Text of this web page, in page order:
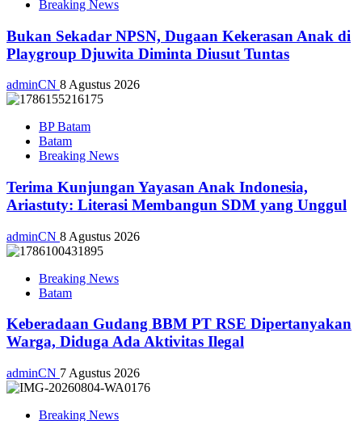
Breaking News
Bukan Sekadar NPSN, Dugaan Kekerasan Anak di
Playgroup Djuwita Diminta Diusut Tuntas
adminCN 8 Agustus 2026
BP Batam
Batam
Breaking News
Terima Kunjungan Yayasan Anak Indonesia,
Ariastuty: Literasi Membangun SDM yang Unggul
adminCN 8 Agustus 2026
Breaking News
Batam
Keberadaan Gudang BBM PT RSE Dipertanyakan
Warga, Diduga Ada Aktivitas Ilegal
adminCN 7 Agustus 2026
Breaking News